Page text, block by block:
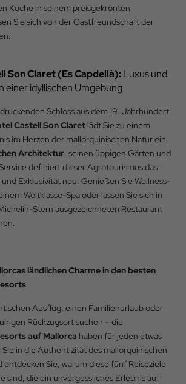
Küche in seinem preisgekrönten
Sie sich von der Gastfreundschaft der
Son Claret (Es Capdellà): Luxus und
einer idyllischen Umgebung
Schloss aus dem 19. Jahrhundert
Castell Son Claret lädt Sie zu einem
im Herzen der mallorquinischen Natur ein.
Architektur, seinen üppigen Gärten und
definiert dieser Agrotourismus das
Exklusivität neu. Genießen Sie Wellness-
Weltklasse-Spa oder lassen Sie sich in
Stern ausgezeichneten Restaurant
ländlichen Charme in den besten
Ausflug, einen Familienurlaub oder
Rückzugsort suchen – die
auf Mallorca haben für jeden etwas
in die Authentizität des mallorquinischen
entdecken Sie, warum diese fünf Reiseziele
sind, die ein unvergessliches Erlebnis auf